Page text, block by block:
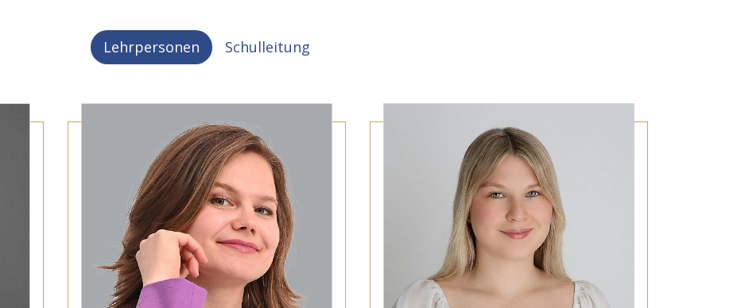
Lehrpersonen Schulleitung